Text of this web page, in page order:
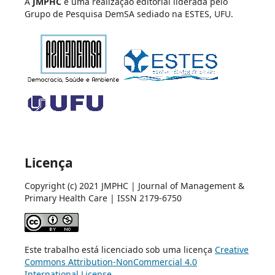
Grupo de Pesquisa DemSA sediado na ESTES, UFU.
Licença
Copyright (c) 2021 JMPHC | Journal of Management &
Primary Health Care | ISSN 2179-6750
Este trabalho está licenciado sob uma licença Creative
Commons Attribution-NonCommercial 4.0